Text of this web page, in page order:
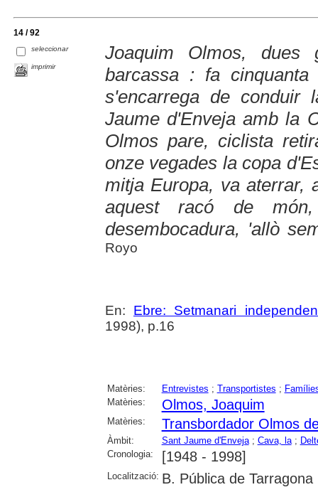
14 / 92
seleccionar
imprimir
Joaquim Olmos,
barcassa : fa
s'encarrega de conduir
Jaume d'Enveja amb la
Olmos pare, ciclista
onze vegades la copa
mitja Europa, va aterrar,
aquest racó de
desembocadura, 'allò
Royo
En: Ebre: Setmanari
1998), p.16
Matèries: Entrevistes ; Transportistes ;
Matèries:
Olmos, Joaquim
Matèries: Transbordador Olmos
Àmbit: Sant Jaume d'Enveja; Cava, la;
Cronologia:
[1948 - 1998]
Localització: B. Pública de Tarragona